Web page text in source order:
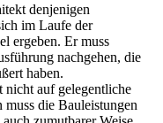
denjenigen
im Laufe der
ergeben. Er muss
nachgehen, die
haben.
nicht auf gelegentliche
muss die Bauleistungen